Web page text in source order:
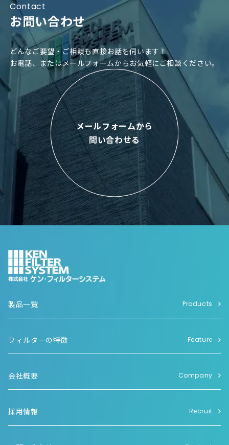
Contact
お問い合わせ
どんなご要望・ご相談も直接お話を伺います！
お電話、またはメールフォームからお気軽にご相談ください。
メールフォームから
問い合わせる
製品一覧 Products
フィルターの特徴 Feature
会社概要 Company
採用情報 Recruit